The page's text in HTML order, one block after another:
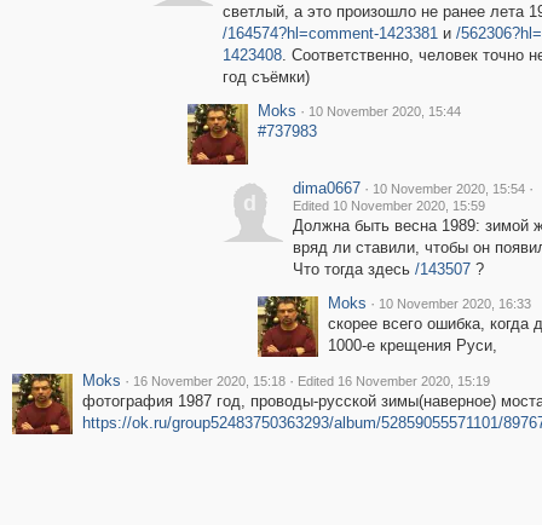
светлый, а это произошло не ранее лета
/164574?hl=comment-1423381и /
1423408. Соответственно, человек точно
год съёмки)
Moks · 10 November 2020, 15:44
#737983
d
dima0667 · 10 November 2020, 15:54 ·
Edited 10 November 2020, 15:59
Должна быть весна 1989: зимой
вряд ли ставили, чтобы он
Что тогда здесь /143507?
Moks · 10 November 2020, 16:33
скорее всего ошибка,
1000-е крещения Руси,
Moks · 16 November 2020, 15:18 · Edited 16 November 2020, 15:19
фотография 1987 год, проводы-русской зимы(наверное)
https://ok.ru/group52483750363293/album/52859055571101/